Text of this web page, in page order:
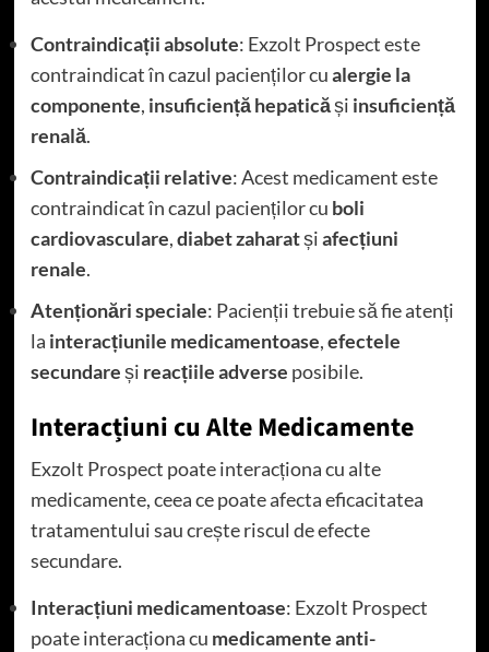
Contraindicații absolute: Exzolt Prospect este
contraindicat în cazul pacienților cualergie la
componente, insuficiență hepaticăși insuficiență
renală.
Contraindicații relative: Acest medicament este
contraindicat în cazul pacienților cu boli
cardiovasculare,diabet zaharatșiafecțiuni
renale.
Atenționări speciale: Pacienții trebuie să fie atenți
la interacțiunile medicamentoase,efectele
secundareși reacțiile adverse posibile.
Interacțiuni cu Alte Medicamente
Exzolt Prospect poate interacționa cu alte
medicamente, ceea ce poate afecta eficacitatea
tratamentului sau crește riscul de efecte
secundare.
Interacțiuni medicamentoase: Exzolt Prospect
poate interacționa cu medicamente anti-